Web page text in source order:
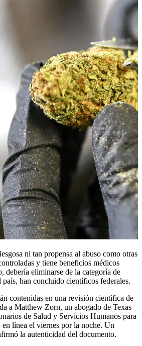
y tiene beneficios médicos
debería eliminarse de la categoría de
país, han concluido científicos federales.
contenidas en una revisión científica de
a Matthew Zorn, un abogado de Texas
de Salud y Servicios Humanos para
línea el viernes por la noche. Un
la autenticidad del documento.